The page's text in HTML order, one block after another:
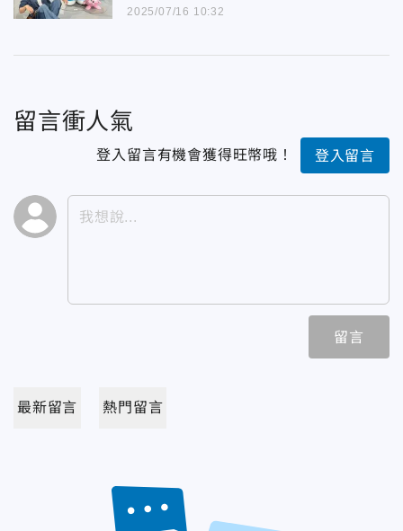
2025/07/16 10:32
留言衝人氣
登入留言有機會獲得旺幣哦！ 登入留言
留言
最新留言 熱門留言